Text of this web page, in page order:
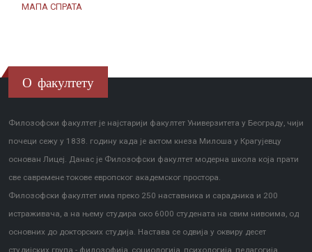
МАПА СПРАТА
О факултету
Филозофски факултет је најстарији факултет Универзитета у Београду, чији
почеци сежу у 1838. годину када је актом кнеза Милоша у Крагујевцу
основан Лицеј. Данас је Филозофски факултет модерна школа која прати
све савремене токове европског академског простора.
Филозофски факултет има преко 250 наставника и сарадника и 200
истраживача, а на њему студира око 6000 студената на свим нивоима, од
основних до докторских студија. Настава се одвија у оквиру десет
студијских група - филозофија, социологија, психологија, педагогија,